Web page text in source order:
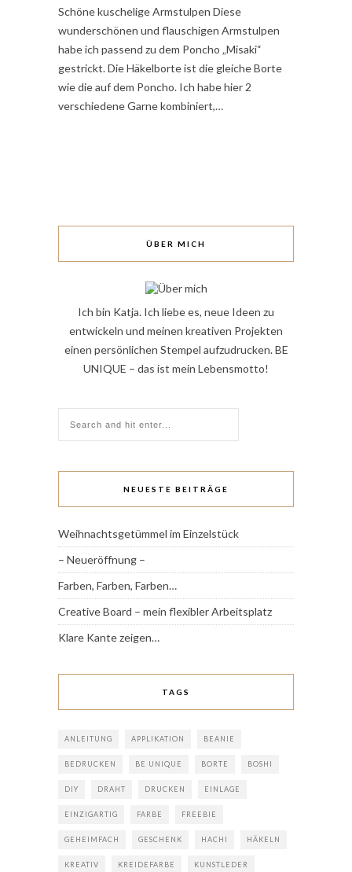
Schöne kuschelige Armstulpen Diese
wunderschönen und flauschigen Armstulpen
habe ich passend zu dem Poncho „Misaki“
gestrickt. Die Häkelborte ist die gleiche Borte
wie die auf dem Poncho. Ich habe hier 2
verschiedene Garne kombiniert,…
ÜBER MICH
Ich bin Katja. Ich liebe es, neue Ideen zu
entwickeln und meinen kreativen Projekten
einen persönlichen Stempel aufzudrucken. BE
UNIQUE – das ist mein Lebensmotto!
NEUESTE BEITRÄGE
Weihnachtsgetümmel im Einzelstück
– Neueröffnung –
Farben, Farben, Farben…
Creative Board – mein flexibler Arbeitsplatz
Klare Kante zeigen…
TAGS
ANLEITUNG APPLIKATION BEANIE
BEDRUCKEN BE UNIQUE BORTE BOSHI
DIY DRAHT DRUCKEN EINLAGE
EINZIGARTIG FARBE FREEBIE
GEHEIMFACH GESCHENK HACHI HÄKELN
KREATIV KREIDEFARBE KUNSTLEDER